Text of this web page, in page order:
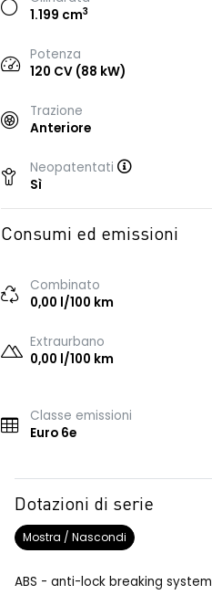
1.199 cm3
Potenza
120 CV (88 kW)
Trazione
Anteriore
Neopatentati
Sì
Consumi ed emissioni
Combinato
0,00 l/100 km
Extraurbano
0,00 l/100 km
Classe emissioni
Euro 6e
Dotazioni di serie
Mostra / Nascondi
ABS - anti-lock breaking system